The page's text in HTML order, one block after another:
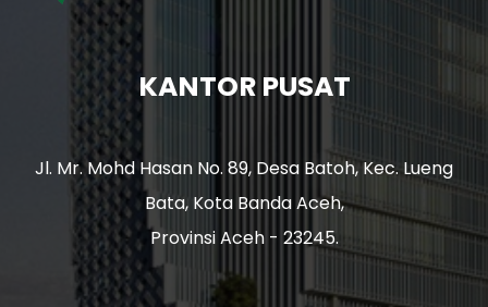
KANTOR PUSAT
Jl. Mr. Mohd Hasan No. 89, Desa Batoh, Kec. Lueng
Bata, Kota Banda Aceh,
Provinsi Aceh - 23245.